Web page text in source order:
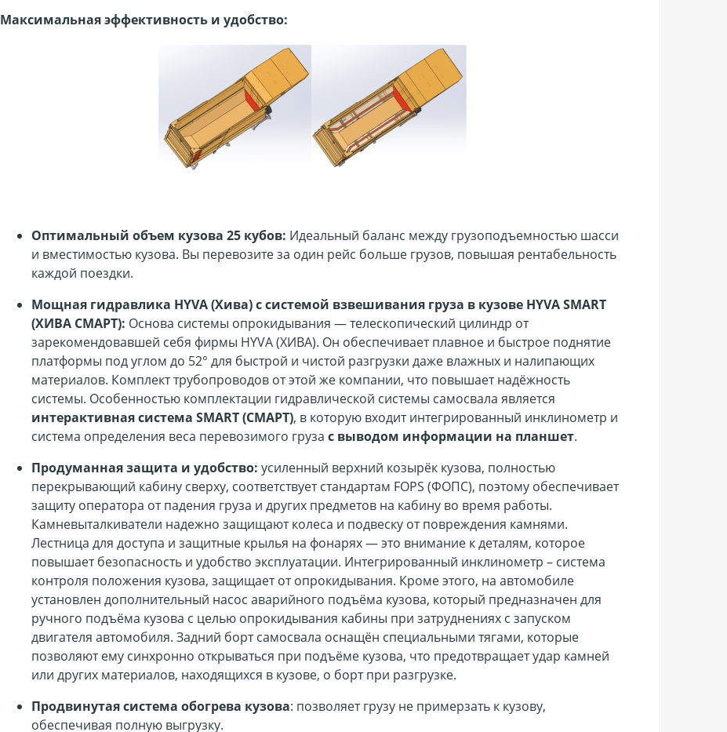
Максимальная эффективность и удобство:
Оптимальный объем кузова 25 кубов: Идеальный баланс между грузоподъемностью шасси
и вместимостью кузова. Вы перевозите за один рейс больше грузов, повышая рентабельность
каждой поездки.
Мощная гидравлика HYVA (Хива) c системой взвешивания груза в кузове HYVA SMART
(ХИВА СМАРТ): Основа системы опрокидывания — телескопический цилиндр от
зарекомендовавшей себя фирмы HYVA (ХИВА). Он обеспечивает плавное и быстрое поднятие
платформы под углом до 52° для быстрой и чистой разгрузки даже влажных и налипающих
материалов. Комплект трубопроводов от этой же компании, что повышает надёжность
системы. Особенностью комплектации гидравлической системы самосвала является
интерактивная система SMART (СМАРТ), в которую входит интегрированный инклинометр и
система определения веса перевозимого груза с выводом информации на планшет.
Продуманная защита и удобство: усиленный верхний козырёк кузова, полностью
перекрывающий кабину сверху, соответствует стандартам FOPS (ФОПС), поэтому обеспечивает
защиту оператора от падения груза и других предметов на кабину во время работы.
Камневыталкиватели надежно защищают колеса и подвеску от повреждения камнями.
Лестница для доступа и защитные крылья на фонарях — это внимание к деталям, которое
повышает безопасность и удобство эксплуатации. Интегрированный инклинометр – система
контроля положения кузова, защищает от опрокидывания. Кроме этого, на автомобиле
установлен дополнительный насос аварийного подъёма кузова, который предназначен для
ручного подъёма кузова с целью опрокидывания кабины при затруднениях с запуском
двигателя автомобиля. Задний борт самосвала оснащён специальными тягами, которые
позволяют ему синхронно открываться при подъёме кузова, что предотвращает удар камней
или других материалов, находящихся в кузове, о борт при разгрузке.
Продвинутая система обогрева кузова: позволяет грузу не примерзать к кузову,
обеспечивая полную выгрузку.